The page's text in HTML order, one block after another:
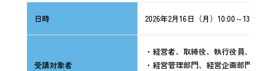
日時 2026年2月16日（月）10:00～13:50
受講対象者
・経営者、取締役、執行役員、
・経営管理部門、経営企画部門